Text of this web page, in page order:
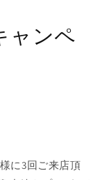
ャンペ
に3回ご来店頂